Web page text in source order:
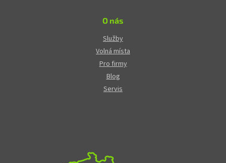
O nás
Služby
Volná místa
Pro firmy
Blog
Servis